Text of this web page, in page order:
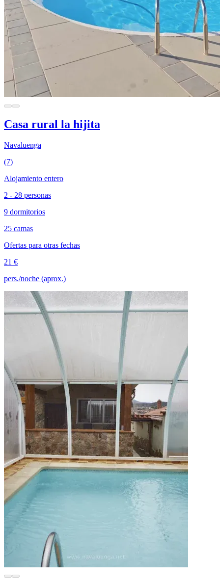
Casa rural la hijita
Navaluenga
(7)
Alojamiento entero
2 - 28 personas
9 dormitorios
25 camas
Ofertas para otras fechas
21 €
pers./noche (aprox.)